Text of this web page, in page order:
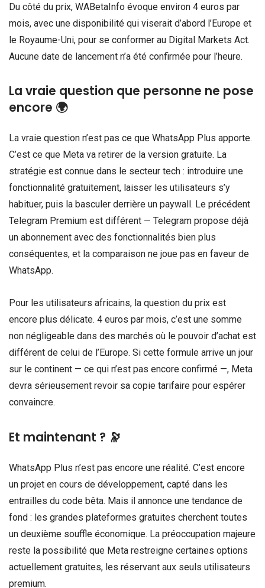
Du côté du prix, WABetaInfo évoque environ 4 euros par
mois, avec une disponibilité qui viserait d’abord l’Europe et
le Royaume-Uni, pour se conformer au Digital Markets Act.
Aucune date de lancement n’a été confirmée pour l’heure.
La vraie question que personne ne pose
encore 🌍
La vraie question n’est pas ce que WhatsApp Plus apporte.
C’est ce que Meta va retirer de la version gratuite. La
stratégie est connue dans le secteur tech : introduire une
fonctionnalité gratuitement, laisser les utilisateurs s’y
habituer, puis la basculer derrière un paywall. Le précédent
Telegram Premium est différent — Telegram propose déjà
un abonnement avec des fonctionnalités bien plus
conséquentes, et la comparaison ne joue pas en faveur de
WhatsApp.
Pour les utilisateurs africains, la question du prix est
encore plus délicate. 4 euros par mois, c’est une somme
non négligeable dans des marchés où le pouvoir d’achat est
différent de celui de l’Europe. Si cette formule arrive un jour
sur le continent — ce qui n’est pas encore confirmé —, Meta
devra sérieusement revoir sa copie tarifaire pour espérer
convaincre.
Et maintenant ? 🔭
WhatsApp Plus n’est pas encore une réalité. C’est encore
un projet en cours de développement, capté dans les
entrailles du code bêta. Mais il annonce une tendance de
fond : les grandes plateformes gratuites cherchent toutes
un deuxième souffle économique. La préoccupation majeure
reste la possibilité que Meta restreigne certaines options
actuellement gratuites, les réservant aux seuls utilisateurs
premium.